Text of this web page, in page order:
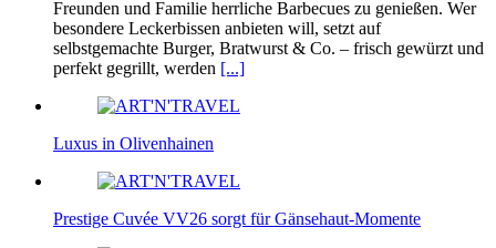
Freunden und Familie herrliche Barbecues zu genießen. Wer
besondere Leckerbissen anbieten will, setzt auf
selbstgemachte Burger, Bratwurst & Co. – frisch gewürzt und
perfekt gegrillt, werden [...]
Luxus in Olivenhainen
Prestige Cuvée VV26 sorgt für Gänsehaut-Momente